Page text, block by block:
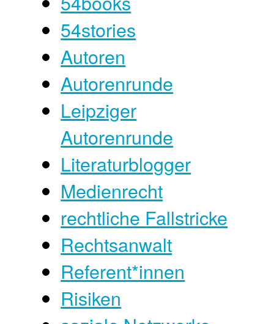
54stories
Autoren
Autorenrunde
Leipziger
Autorenrunde
Literaturblogger
Medienrecht
rechtliche Fallstricke
Rechtsanwalt
Referent*innen
Risiken